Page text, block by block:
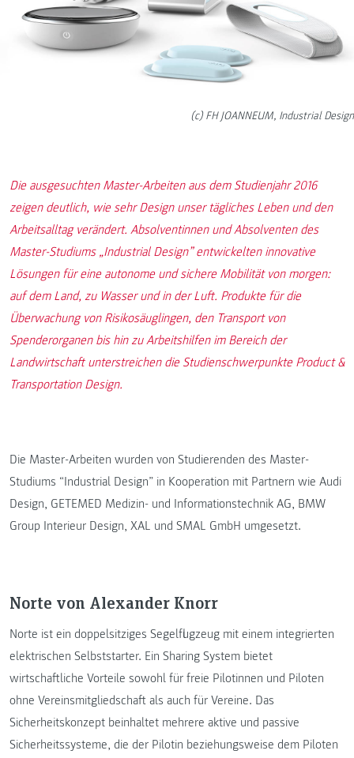
(c) FH JOANNEUM, Industrial Design
Die ausgesuchten Master-Arbeiten aus dem Studienjahr 2016
zeigen deutlich, wie sehr Design unser tägliches Leben und den
Arbeitsalltag verändert. Absolventinnen und Absolventen des
Master-Studiums „Industrial Design” entwickelten innovative
Lösungen für eine autonome und sichere Mobilität von morgen:
auf dem Land, zu Wasser und in der Luft. Produkte für die
Überwachung von Risikosäuglingen, den Transport von
Spenderorganen bis hin zu Arbeitshilfen im Bereich der
Landwirtschaft unterstreichen die Studienschwerpunkte Product &
Transportation Design.
Die Master-Arbeiten wurden von Studierenden des Master-
Studiums “Industrial Design” in Kooperation mit Partnern wie Audi
Design, GETEMED Medizin- und Informationstechnik AG, BMW
Group Interieur Design, XAL und SMAL GmbH umgesetzt.
Norte von Alexander Knorr
Norte ist ein doppelsitziges Segelflugzeug mit einem integrierten
elektrischen Selbststarter. Ein Sharing System bietet
wirtschaftliche Vorteile sowohl für freie Pilotinnen und Piloten
ohne Vereinsmitgliedschaft als auch für Vereine. Das
Sicherheitskonzept beinhaltet mehrere aktive und passive
Sicherheitssysteme, die der Pilotin beziehungsweise dem Piloten